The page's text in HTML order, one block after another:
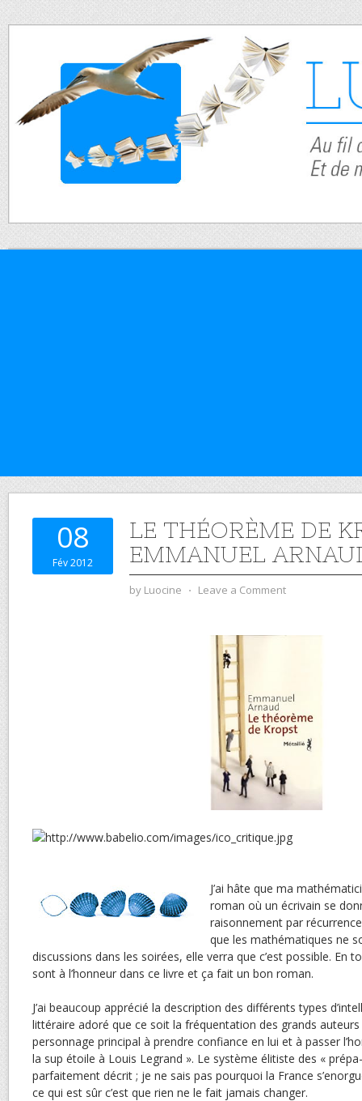
08
Fév 2012
LE THÉORÈME DE
EMMANUEL
by Luocine ⋅ Leave a Comment
J’ai hâte que ma
roman où un écrivain se
raisonnement par
que les mathématiques ne
discussions dans les soirées, elle verra que c’est possible. En
sont à l’honneur dans ce livre et ça fait un bon roman.
J’ai beaucoup apprécié la description des différents types
littéraire adoré que ce soit la fréquentation des grands
personnage principal à prendre confiance en lui et à passer
la sup étoile à Louis Legrand ». Le système élitiste des «
parfaitement décrit ; je ne sais pas pourquoi la France
ce qui est sûr c’est que rien ne le fait jamais changer.